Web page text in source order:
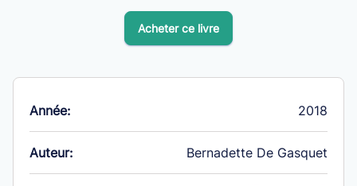
Acheter ce livre
Année: 2018
Auteur: Bernadette De Gasquet